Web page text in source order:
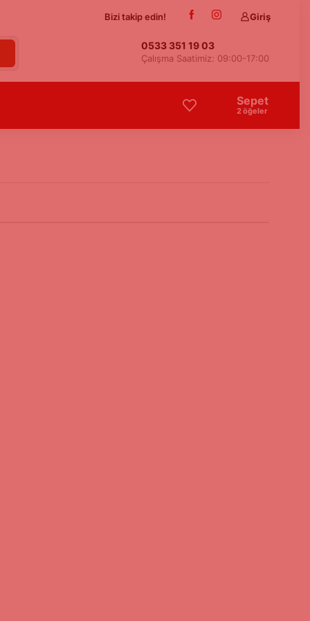
Bizi takip edin! Giriş
0533 351 19 03
Çalışma Saatimiz: 09:00-17:00
Sepet
2 öğeler